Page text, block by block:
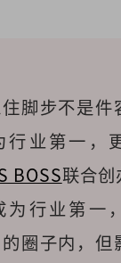
脚步不是件
行业第一，
BOSS联合
为行业第一
圈子内，但